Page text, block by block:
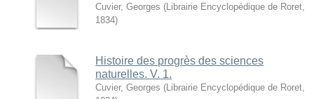
Cuvier, Georges ( Librairie Encyclopédique de Roret
1834)
Histoire des progrès des sciences
naturelles. V. 1.
Cuvier, Georges ( Librairie Encyclopédique de Roret